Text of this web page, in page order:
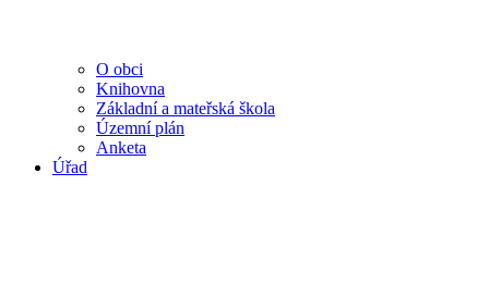
O obci
Knihovna
Základní a mateřská škola
Územní plán
Anketa
Úřad